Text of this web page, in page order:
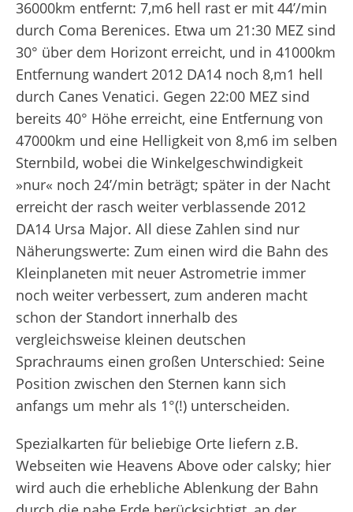
36000km entfernt: 7,m6 hell rast er mit 44’/min
durch Coma Berenices. Etwa um 21:30 MEZ sind
30° über dem Horizont erreicht, und in 41000km
Entfernung wandert 2012 DA14 noch 8,m1 hell
durch Canes Venatici. Gegen 22:00 MEZ sind
bereits 40° Höhe erreicht, eine Entfernung von
47000km und eine Helligkeit von 8,m6 im selben
Sternbild, wobei die Winkelgeschwindigkeit
»nur« noch 24’/min beträgt; später in der Nacht
erreicht der rasch weiter verblassende 2012
DA14 Ursa Major. All diese Zahlen sind nur
Näherungswerte: Zum einen wird die Bahn des
Kleinplaneten mit neuer Astrometrie immer
noch weiter verbessert, zum anderen macht
schon der Standort innerhalb des
vergleichsweise kleinen deutschen
Sprachraums einen großen Unterschied: Seine
Position zwischen den Sternen kann sich
anfangs um mehr als 1°(!) unterscheiden.
Spezialkarten für beliebige Orte liefern z.B.
Webseiten wie Heavens Above oder calsky; hier
wird auch die erhebliche Ablenkung der Bahn